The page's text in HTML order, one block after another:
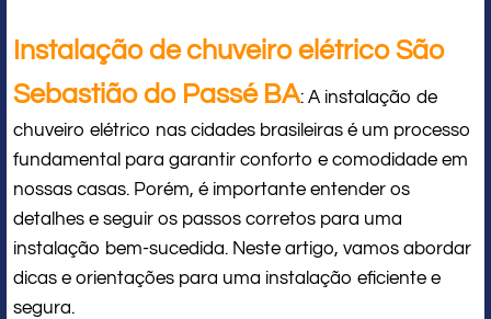
Instalação de chuveiro elétrico São
Sebastião do Passé BA: A instalação de
chuveiro elétrico nas cidades brasileiras é um processo
fundamental para garantir conforto e comodidade em
nossas casas. Porém, é importante entender os
detalhes e seguir os passos corretos para uma
instalação bem-sucedida. Neste artigo, vamos abordar
dicas e orientações para uma instalação eficiente e
segura.